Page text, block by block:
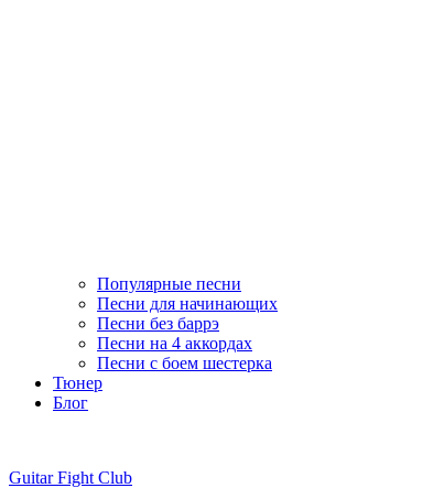
Популярные песни
Песни для начинающих
Песни без баррэ
Песни на 4 аккордах
Песни с боем шестерка
Тюнер
Блог
Guitar Fight Club